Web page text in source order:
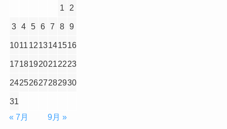
1 2
3 4 5 6 7 8 9
1011 1213141516
17181920212223
24252627282930
31
« 7月
9月 »